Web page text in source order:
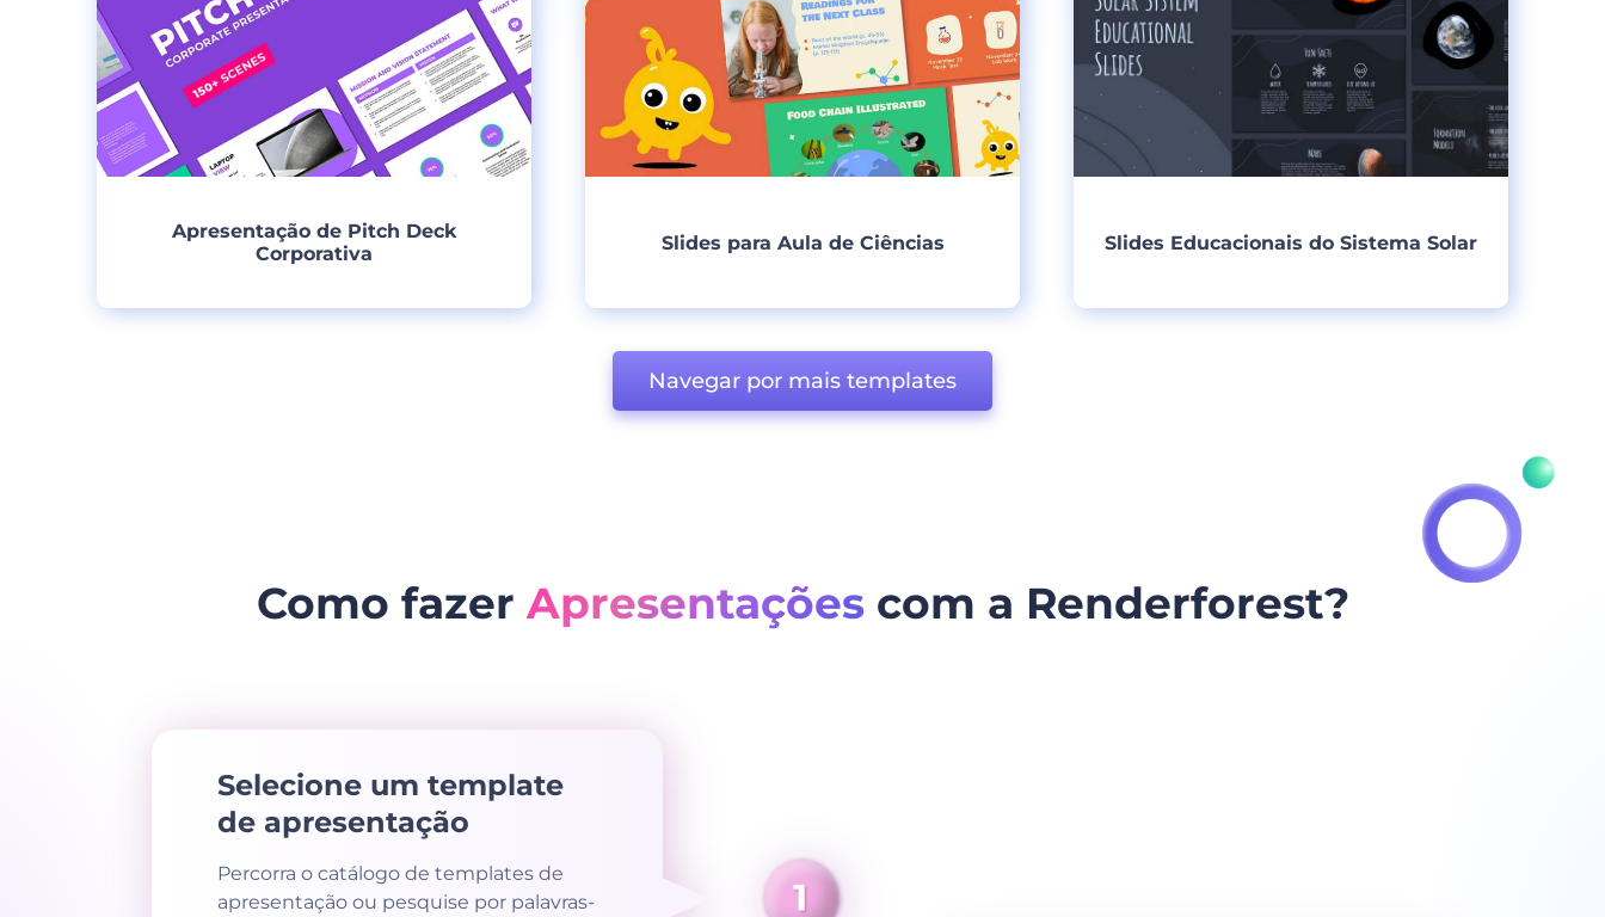
Apresentação de Pitch Deck
Corporativa
Slides para Aula de Ciências Slides Educacionais do Sistema Solar
Navegar por mais templates
Como fazer Apresentaçõescom a Renderforest?
Selecione um template
de apresentação
Percorra o catálogo de templates de
apresentação ou pesquise por palavras-